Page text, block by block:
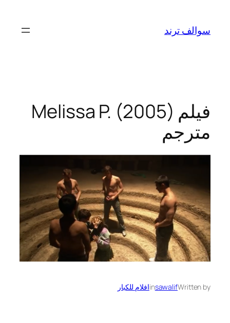
المحتوى
سوالف ترند
فيلم Melissa P. (2005)
مترجم
Written by
sawalif
inافلام للكبار